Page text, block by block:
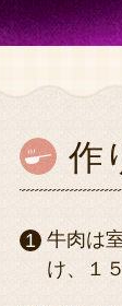
作
牛肉は
け、１